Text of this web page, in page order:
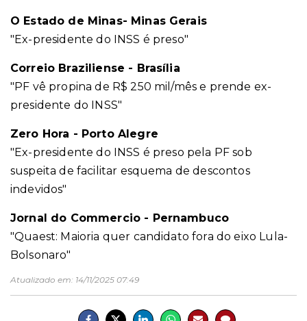
O Estado de Minas- Minas Gerais
"Ex-presidente do INSS é preso"
Correio Braziliense - Brasília
"PF vê propina de R$ 250 mil/mês e prende ex-
presidente do INSS"
Zero Hora - Porto Alegre
"Ex-presidente do INSS é preso pela PF sob
suspeita de facilitar esquema de descontos
indevidos"
Jornal do Commercio - Pernambuco
"Quaest: Maioria quer candidato fora do eixo Lula-
Bolsonaro"
Atualizado em: 14/11/2025 07:49